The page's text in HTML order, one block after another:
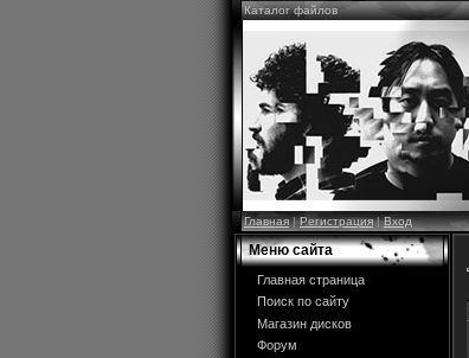
Каталог файлов
Главная|Регистрация|Вход
Меню сайта
Главная страница
Поиск по сайту
Магазин дисков
Форум